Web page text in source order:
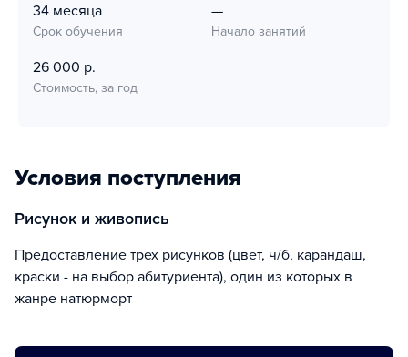
34 месяца
Срок обучения
—
Начало занятий
26 000 р.
Стоимость, за год
Условия поступления
рисунок и живопись
предоставление трех рисунков (цвет, ч/б, карандаш,
краски - на выбор абитуриента), один из которых в
жанре натюрморт